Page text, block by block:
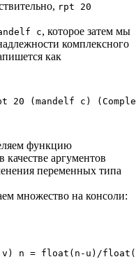
rpt 20
с, которое затем мы
комплексного
как
20 (mandelf c)
функцию
качестве аргументов
переменных типа
множество на консоли:
n = float(n-u)/